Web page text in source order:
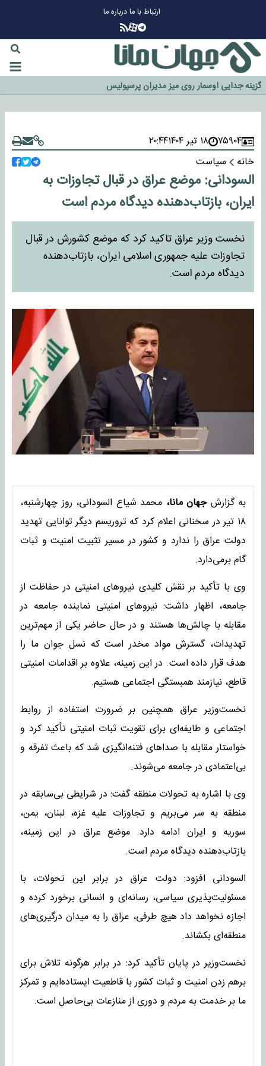
ارتباط با مادرباره ما
چرا طلا دوباره افزایشی شد؟
گزینه جدایی اوسمار روی میز مدیران پرسپولیس
سازمان اطلاعات سپاه: پروژه دولت ترامپ برای مهار چین، روسیه و اروپا شکست
خورد ۷۵۹۰۴ ۱۸ تیر ۱۴۰۴
۲۰:۴۴
خانه
سیاست
السودانی: موضع عراق در قبال تجاوزات به
ایران، بازتاب‌دهنده دیدگاه مردم است
نخست وزیر عراق تاکید کرد که موضع کشورش در قبال
تجاوزات علیه جمهوری اسلامی ایران، بازتاب‌دهنده
دیدگاه مردم است.
به گزارش جهان مانا، محمد شیاع السودانی، روز چهارشنبه،
۱۸ تیر در سخنانی اعلام کرد که تروریسم دیگر توانایی تهدید
دولت عراق را ندارد و کشور در مسیر تثبیت امنیت و ثبات
گام برمی‌دارد.
وی با تأکید بر نقش کلیدی نیروهای امنیتی در حفاظت از
جامعه، اظهار داشت: نیروهای امنیتی نماینده جامعه در
مقابله با چالش‌ها هستند و در حال حاضر یکی از مهم‌ترین
تهدیدات، گسترش مواد مخدر است که نسل جوان ما را
هدف قرار داده است. در این زمینه، علاوه بر اقدامات امنیتی
قاطع، نیازمند همبستگی اجتماعی هستیم.
نخست‌وزیر عراق همچنین بر ضرورت استفاده از روابط
اجتماعی و طایفه‌ای برای تقویت ثبات امنیتی تأکید کرد و
خواستار مقابله با صداهای فتنه‌انگیزی شد که باعث تفرقه و
بی‌اعتمادی در جامعه می‌شوند.
وی با اشاره به تحولات منطقه گفت: در شرایطی بی‌سابقه در
منطقه به سر می‌بریم و تجاوزات علیه غزه، لبنان، یمن،
سوریه و ایران ادامه دارد. موضع عراق در این زمینه،
بازتاب‌دهنده دیدگاه مردم است.
السودانی افزود: دولت عراق در برابر این تحولات، با
مسئولیت‌پذیری سیاسی، رسانه‌ای و انسانی برخورد کرده و
اجازه نخواهد داد هیچ طرفی، عراق را به میدان درگیری‌های
منطقه‌ای بکشاند.
نخست‌وزیر در پایان تأکید کرد: در برابر هرگونه تلاش برای
برهم زدن امنیت و ثبات کشور با قاطعیت ایستاده‌ایم و تمرکز
ما بر خدمت به مردم و دوری از منازعات بی‌حاصل است.